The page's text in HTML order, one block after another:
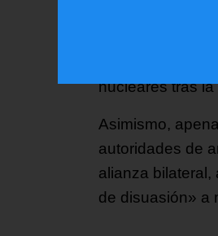
comienzos de
Administración
nucleares tras
Asimismo,
autoridades de
alianza
de disuasión» a